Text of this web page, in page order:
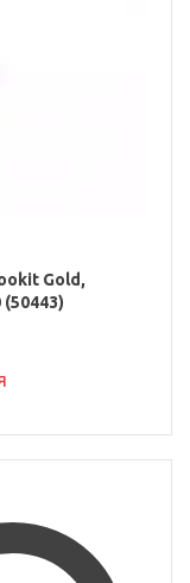
Gold,